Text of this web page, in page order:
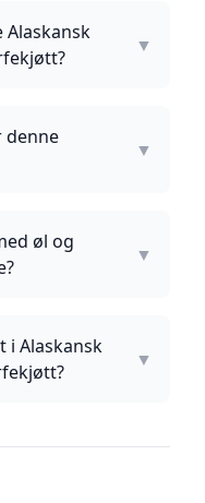
▼
denne
▼
øl og
▼
i Alaskansk
▼